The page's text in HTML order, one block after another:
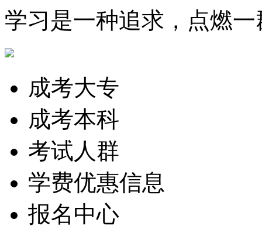
学习是一种追求，点燃
成考大专
成考本科
考试人群
学费优惠信息
报名中心